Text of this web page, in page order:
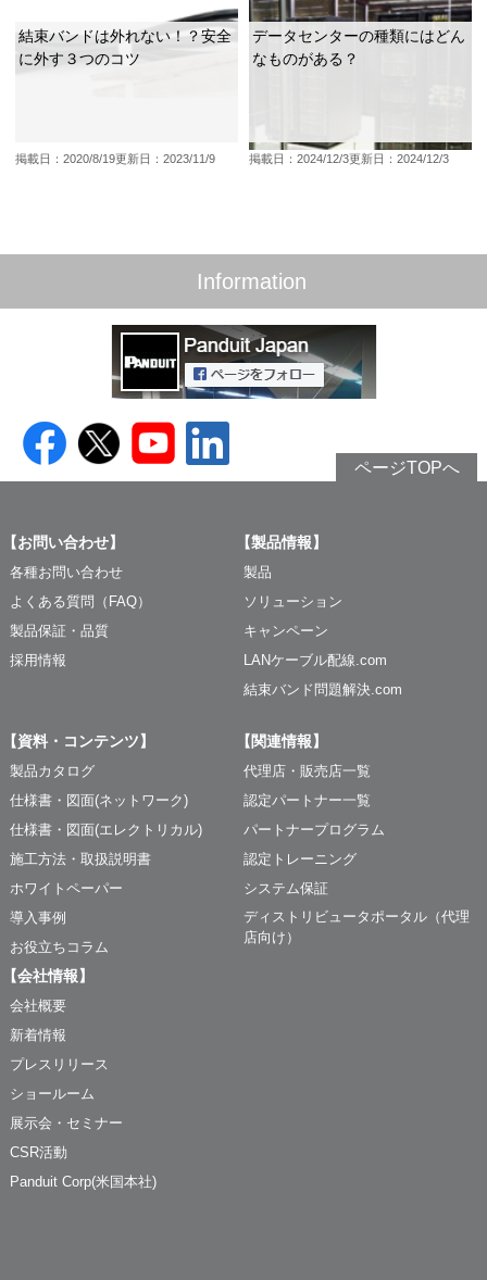
結束バンドは外れない！？安全
に外す３つのコツ
掲載日：2020/8/19更新日：2023/11/9
データセンターの種類にはどん
なものがある？
掲載日：2024/12/3更新日：2024/12/3
Information
ページTOPへ
【お問い合わせ】
各種お問い合わせ
よくある質問（FAQ）
製品保証・品質
採用情報
【製品情報】
製品
ソリューション
キャンペーン
LANケーブル配線.com
結束バンド問題解決.com
【資料・コンテンツ】
製品カタログ
仕様書・図面(ネットワーク)
仕様書・図面(エレクトリカル)
施工方法・取扱説明書
ホワイトペーパー
導入事例
お役立ちコラム
【関連情報】
代理店・販売店一覧
認定パートナー一覧
パートナープログラム
認定トレーニング
システム保証
ディストリビュータポータル（代理
店向け）
【会社情報】
会社概要
新着情報
プレスリリース
ショールーム
展示会・セミナー
CSR活動
Panduit Corp(米国本社)